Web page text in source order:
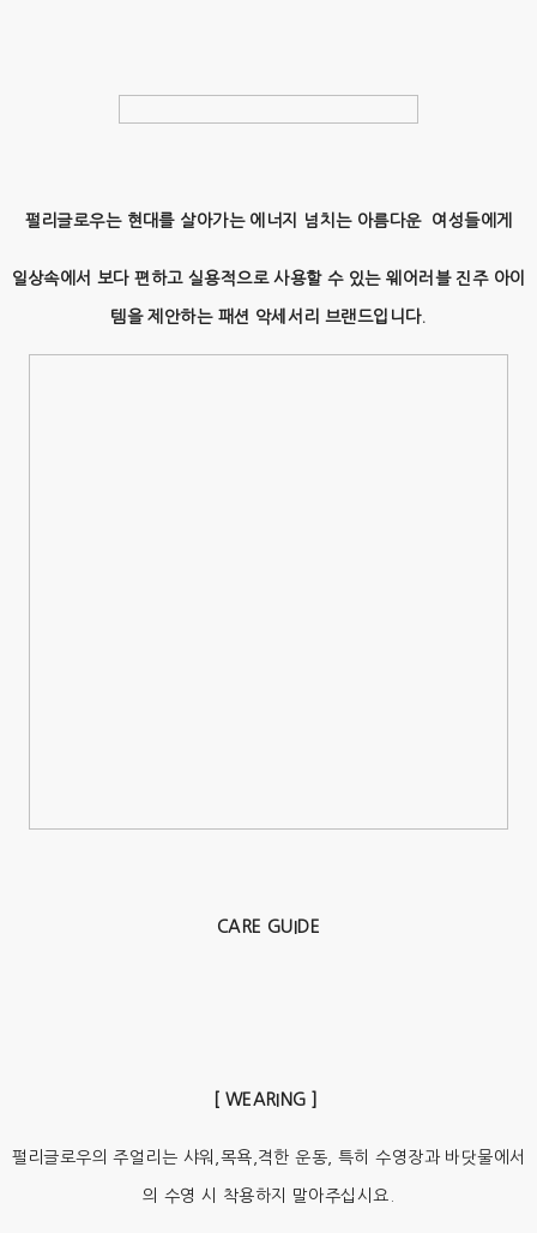
펄리글로우는 현대를 살아가는 에너지 넘치는 아름다운 여성들에게
일상속에서 보다 편하고 실용적으로 사용할 수 있는 웨어러블 진주 아이
템을 제안하는 패션 악세서리 브랜드입니다.
CARE GUIDE
[ WEARING ]
펄리글로우의 주얼리는 샤워,목욕,격한 운동, 특히 수영장과 바닷물에서
의 수영 시 착용하지 말아주십시요.